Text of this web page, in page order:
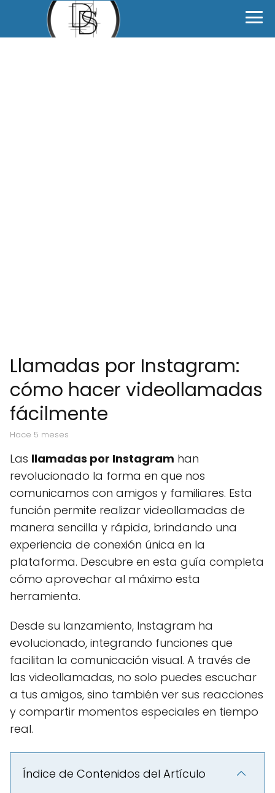
Llamadas por Instagram:
cómo hacer videollamadas
fácilmente
hace 5 meses
Las llamadas por Instagram han
revolucionado la forma en que nos
comunicamos con amigos y familiares. Esta
función permite realizar videollamadas de
manera sencilla y rápida, brindando una
experiencia de conexión única en la
plataforma. Descubre en esta guía completa
cómo aprovechar al máximo esta
herramienta.
Desde su lanzamiento, Instagram ha
evolucionado, integrando funciones que
facilitan la comunicación visual. A través de
las videollamadas, no solo puedes escuchar
a tus amigos, sino también ver sus reacciones
y compartir momentos especiales en tiempo
real.
Índice de Contenidos del Artículo